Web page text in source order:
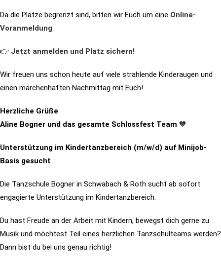
Da die Plätze begrenzt sind, bitten wir Euch um eine Online-
Voranmeldung.
👉 Jetzt anmelden und Platz sichern!
Wir freuen uns schon heute auf viele strahlende Kinderaugen und
einen märchenhaften Nachmittag mit Euch!
Herzliche Grüße
Aline Bogner und das gesamte Schlossfest Team 🧡
Unterstützung im Kindertanzbereich (m/w/d) auf Minijob-
Basis gesucht
Die Tanzschule Bogner in Schwabach & Roth sucht ab sofort
engagierte Unterstützung im Kindertanzbereich.
Du hast Freude an der Arbeit mit Kindern, bewegst dich gerne zu
Musik und möchtest Teil eines herzlichen Tanzschulteams werden?
Dann bist du bei uns genau richtig!